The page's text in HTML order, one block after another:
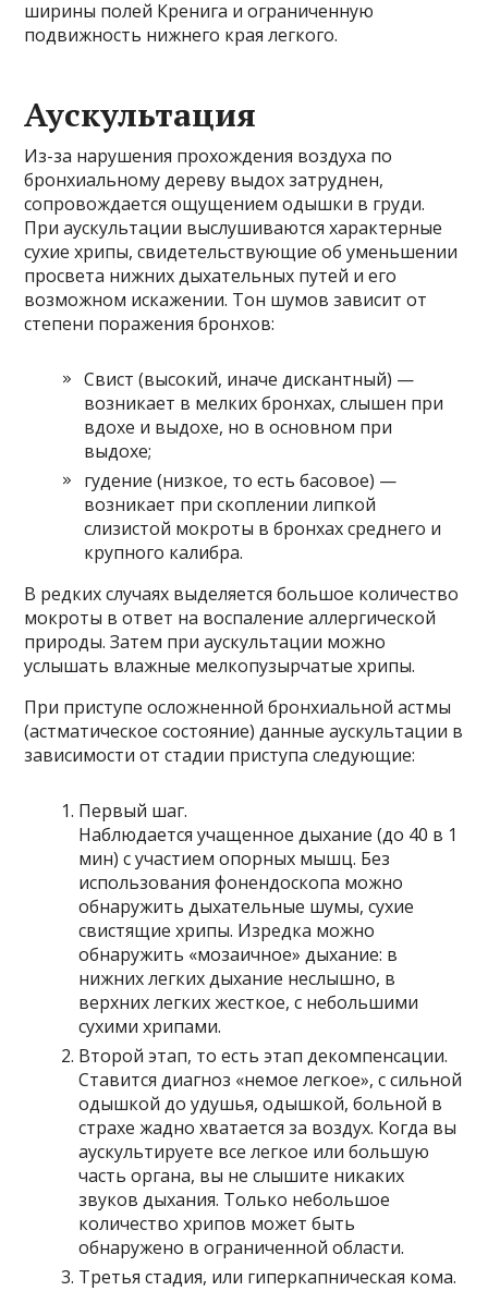
ширины полей Кренига и ограниченную
подвижность нижнего края легкого.
Аускультация
Из-за нарушения прохождения воздуха по
бронхиальному дереву выдох затруднен,
сопровождается ощущением одышки в груди.
При аускультации выслушиваются характерные
сухие хрипы, свидетельствующие об уменьшении
просвета нижних дыхательных путей и его
возможном искажении. Тон шумов зависит от
степени поражения бронхов:
Свист (высокий, иначе дискантный) —
возникает в мелких бронхах, слышен при
вдохе и выдохе, но в основном при
выдохе;
гудение (низкое, то есть басовое) —
возникает при скоплении липкой
слизистой мокроты в бронхах среднего и
крупного калибра.
В редких случаях выделяется большое количество
мокроты в ответ на воспаление аллергической
природы. Затем при аускультации можно
услышать влажные мелкопузырчатые хрипы.
При приступе осложненной бронхиальной астмы
(астматическое состояние) данные аускультации в
зависимости от стадии приступа следующие:
Первый шаг.
Наблюдается учащенное дыхание (до 40 в 1
мин) с участием опорных мышц. Без
использования фонендоскопа можно
обнаружить дыхательные шумы, сухие
свистящие хрипы. Изредка можно
обнаружить «мозаичное» дыхание: в
нижних легких дыхание неслышно, в
верхних легких жесткое, с небольшими
сухими хрипами.
Второй этап, то есть этап декомпенсации.
Ставится диагноз «немое легкое», с сильной
одышкой до удушья, одышкой, больной в
страхе жадно хватается за воздух. Когда вы
аускультируете все легкое или большую
часть органа, вы не слышите никаких
звуков дыхания. Только небольшое
количество хрипов может быть
обнаружено в ограниченной области.
Третья стадия, или гиперкапническая кома.